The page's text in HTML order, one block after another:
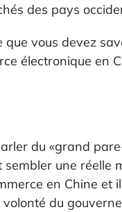
des pays
vous devez
électronique en
du «grand
une réelle
en Chine et
du